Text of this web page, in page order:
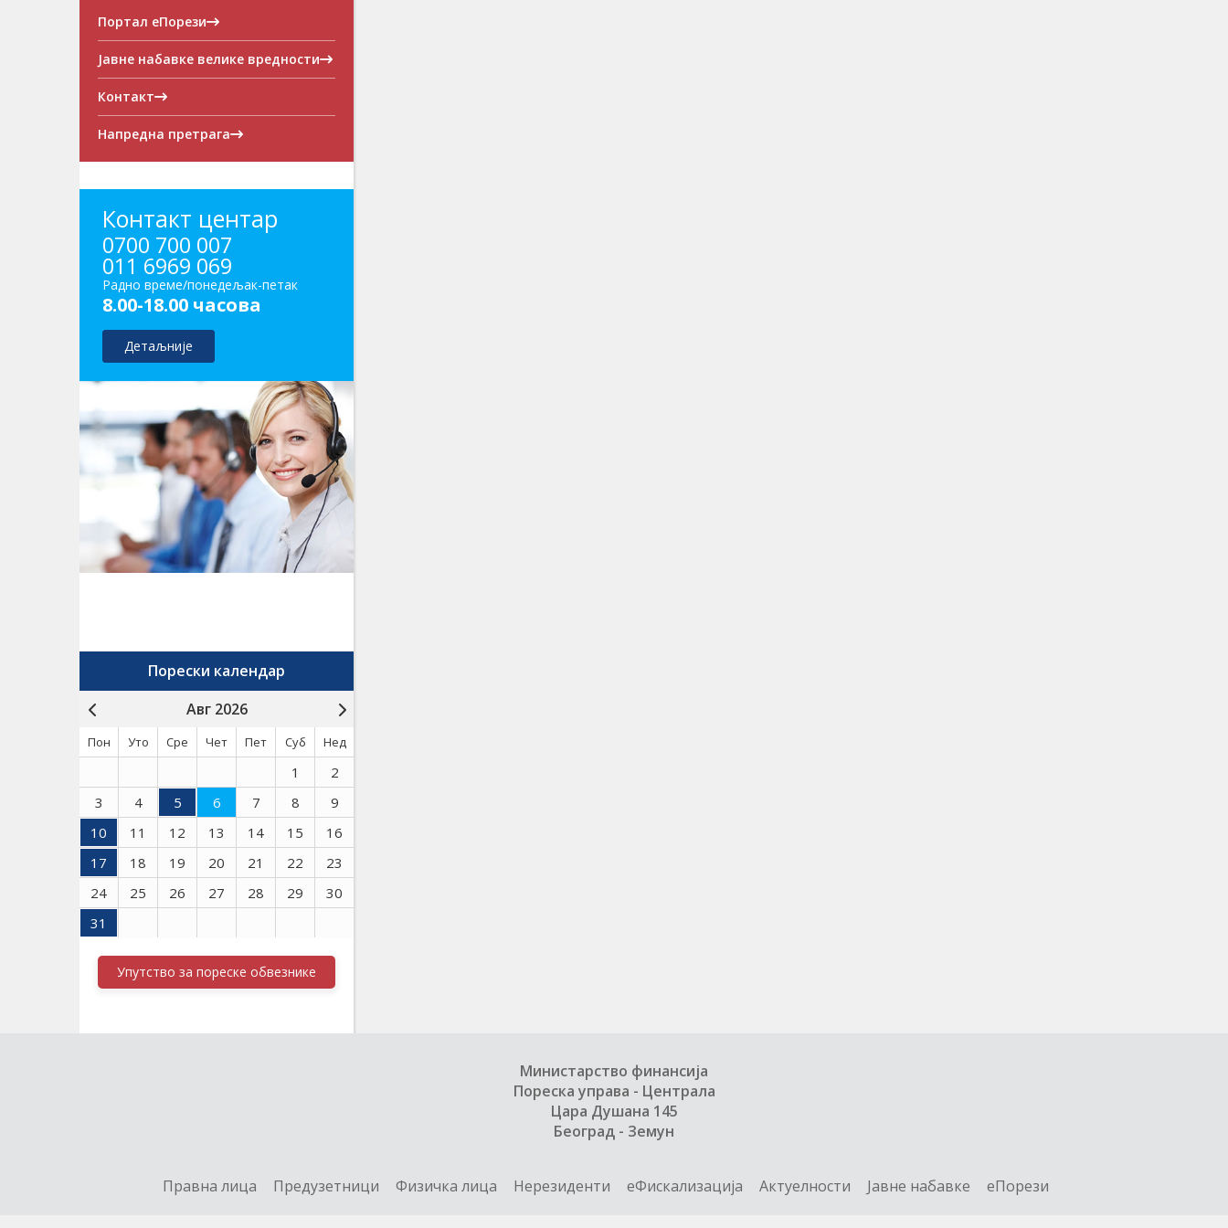
Портал еПорези
Јавне набавке велике вредности
Контакт
Напредна претрага
Контакт центар
0700 700 007
011 6969 069
Радно време/понедељак-петак
8.00-18.00 часова
Детаљније
Порески календар
Авг 2026
Пон Уто Сре Чет Пет Суб Нед
1
2
3
4 5 6 7 8
9
10
11 12 13 14 15
16
17
18 19 20 21 22
23
24
25 26 27 28 29
30
31
Упутство за пореске обвезнике
Министарство финансија
Пореска управа - Централа
Цара Душана 145
Београд - Земун
Правна лица Предузетници Физичка лица Нерезиденти еФискализација Актуелности Jавне набавке еПорези